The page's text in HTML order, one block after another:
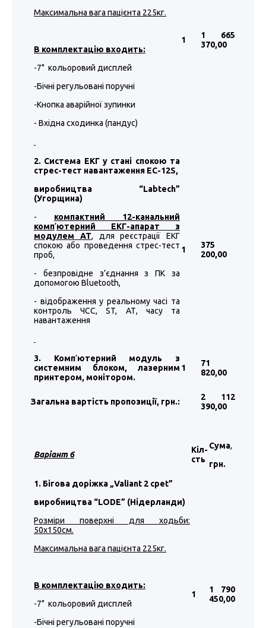
Максимальна вага пацієнта 225кг.
В комплектацію входить:
-7" кольоровий дисплей
-Бічні регульовані поручні
-Кнопка аварійної зупинки
- Вхідна сходинка (пандус)
1
1 665
370,00
2. Система ЕКГ у стані спокою та
стрес-тест навантаження EC-12S,
виробництва “Labtech”
(Угорщина)
- компактний 12-канальний
комп’ютерний ЕКГ-апарат з
модулем АТ, для реєстрації ЕКГ
спокою або проведення стрес-тест
проб,
- безпровідне з’єднання з ПК за
допомогою Bluetooth,
- відображення у реальному часі та
контроль ЧСС, ST, АТ, часу та
навантаження
1
375
200,00
3. Комп’ютерний модуль з
системним блоком, лазерним
принтером, монітором.
1
71
820,00
Загальна вартість пропозиції, грн.:
2 112
390,00
Варіант 6
Кіл-
сть
Сума,
грн.
1. Бігова доріжка „Valiant 2 cpet”
виробництва “LODE” (Нідерланди)
Розміри поверхні для ходьби:
50х150см.
Максимальна вага пацієнта 225кг.
В комплектацію входить:
-7" кольоровий дисплей
-Бічні регульовані поручні
1
1 790
450,00